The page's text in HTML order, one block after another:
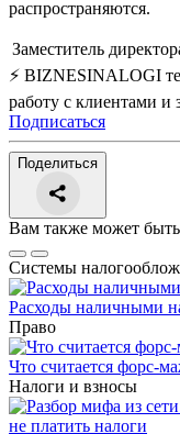
распространяются.
Заместитель
⚡ BIZNESINALOGI
работу с клиентами и
Подписаться
Поделиться
Вам также может
Системы
Расходы наличными
Право
Что считается форс-
Налоги и взносы